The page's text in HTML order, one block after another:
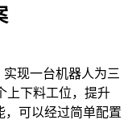
现一台机器人为三
上下料工位，提升
，可以经过简单配置